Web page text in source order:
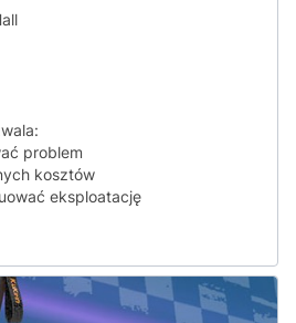
problem
kosztów
eksploatację